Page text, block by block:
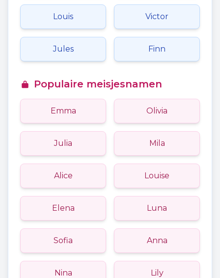
Louis Victor
Jules Finn
Populaire meisjesnamen
Emma Olivia
Julia Mila
Alice Louise
Elena Luna
Sofia Anna
Nina Lily